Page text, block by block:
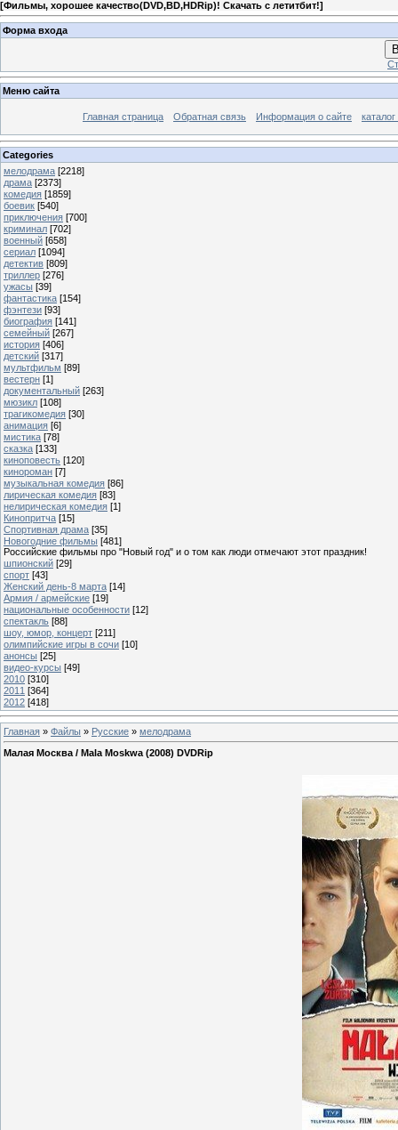
[Фильмы, хорошее качество(DVD,BD,HDRip)! Скачать с летитбит!]
Форма входа
Меню сайта
Главная страница Обратная связь Информация о сайте
Categories
мелодрама [2218]
драма [2373]
комедия [1859]
боевик [540]
приключения [700]
криминал [702]
военный [658]
сериал [1094]
детектив [809]
триллер [276]
ужасы [39]
фантастика [154]
фэнтези [93]
биография [141]
семейный [267]
история [406]
детский [317]
мультфильм [89]
вестерн [1]
документальный [263]
мюзикл [108]
трагикомедия [30]
анимация [6]
мистика [78]
сказка [133]
киноповесть [120]
кинороман [7]
музыкальная комедия [86]
лирическая комедия [83]
нелирическая комедия [1]
Кинопритча [15]
Спортивная драма [35]
Новогодние фильмы [481]
Российские фильмы про "Новый год" и о том как люди отмечают этот праздник!
шпионский [29]
спорт [43]
Женский день-8 марта [14]
Армия / армейские [19]
национальные особенности [12]
спектакль [88]
шоу, юмор, концерт [211]
олимпийские игры в сочи [10]
анонсы [25]
видео-курсы [49]
2010 [310]
2011 [364]
2012 [418]
Главная » Файлы » Русские » мелодрама
Малая Москва / Mala Moskwa (2008) DVDRip